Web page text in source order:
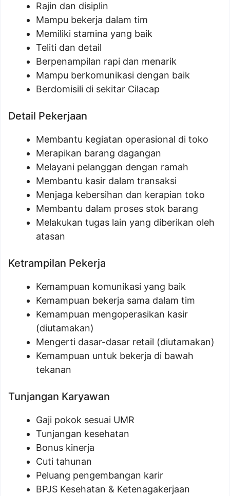
Rajin dan disiplin
Mampu bekerja dalam tim
Memiliki stamina yang baik
Teliti dan detail
Berpenampilan rapi dan menarik
Mampu berkomunikasi dengan baik
Berdomisili di sekitar Cilacap
Detail Pekerjaan
Membantu kegiatan operasional di toko
Merapikan barang dagangan
Melayani pelanggan dengan ramah
Membantu kasir dalam transaksi
Menjaga kebersihan dan kerapian toko
Membantu dalam proses stok barang
Melakukan tugas lain yang diberikan oleh
atasan
Ketrampilan Pekerja
Kemampuan komunikasi yang baik
Kemampuan bekerja sama dalam tim
Kemampuan mengoperasikan kasir
(diutamakan)
Mengerti dasar-dasar retail (diutamakan)
Kemampuan untuk bekerja di bawah
tekanan
Tunjangan Karyawan
Gaji pokok sesuai UMR
Tunjangan kesehatan
Bonus kinerja
Cuti tahunan
Peluang pengembangan karir
BPJS Kesehatan & Ketenagakerjaan